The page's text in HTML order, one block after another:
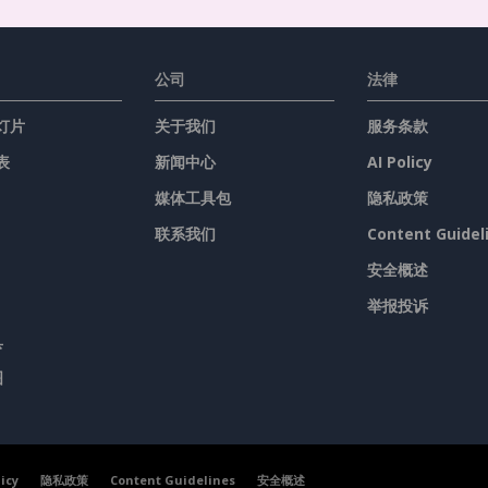
片
公司
关于我们
新闻中心
媒体工具包
联系我们
法律
服务条款
AI Policy
隐私政策
Content
安全概述
举报投诉
隐私政策 Content Guidelines 安全概述